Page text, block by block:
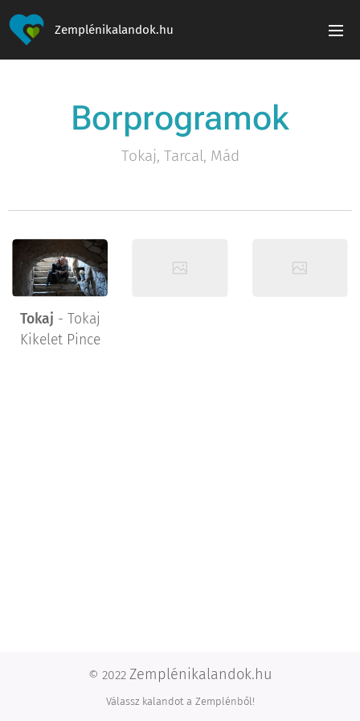
Zemplénikalandok.hu
Borprogramok
Tokaj, Tarcal, Mád
Tokaj - Tokaj
Kikelet Pince
© 2022 Zemplénikalandok.hu
Válassz kalandot a Zemplénből!